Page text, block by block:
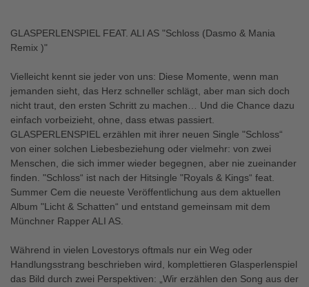
GLASPERLENSPIEL FEAT. ALI AS "Schloss (Dasmo & Mania
Remix )"
Vielleicht kennt sie jeder von uns: Diese Momente, wenn man
jemanden sieht, das Herz schneller schlägt, aber man sich doch
nicht traut, den ersten Schritt zu machen… Und die Chance dazu
einfach vorbeizieht, ohne, dass etwas passiert.
GLASPERLENSPIEL erzählen mit ihrer neuen Single "Schloss“
von einer solchen Liebesbeziehung oder vielmehr: von zwei
Menschen, die sich immer wieder begegnen, aber nie zueinander
finden. "Schloss“ ist nach der Hitsingle "Royals & Kings“ feat.
Summer Cem die neueste Veröffentlichung aus dem aktuellen
Album "Licht & Schatten“ und entstand gemeinsam mit dem
Münchner Rapper ALI AS.
Während in vielen Lovestorys oftmals nur ein Weg oder
Handlungsstrang beschrieben wird, komplettieren Glasperlenspiel
das Bild durch zwei Perspektiven: „Wir erzählen den Song aus der